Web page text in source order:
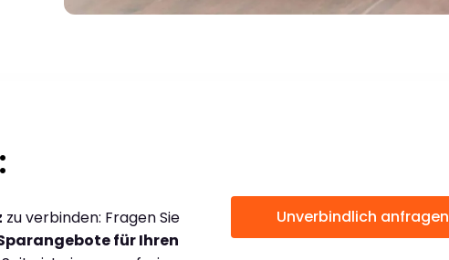
zu verbinden: Fragen Sie
für Ihren
Unverbindlich anfragen